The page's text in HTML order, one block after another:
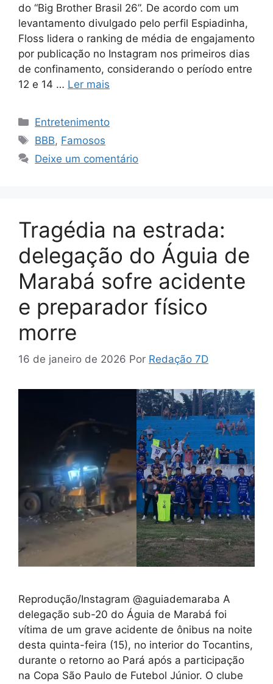
do “Big Brother Brasil 26”. De acordo com um
levantamento divulgado pelo perfil Espiadinha,
Floss lidera o ranking de média de engajamento
por publicação no Instagram nos primeiros dias
de confinamento, considerando o período entre
12 e 14 … Ler mais
Categorias
Entretenimento
Tags
BBB, Famosos
Deixe um comentário
Tragédia na estrada:
delegação do Águia de
Marabá sofre acidente
e preparador físico
morre
16 de janeiro de 2026 Por Redação 7D
Reprodução/Instagram @aguiademaraba A
delegação sub-20 do Águia de Marabá foi
vítima de um grave acidente de ônibus na noite
desta quinta-feira (15), no interior do Tocantins,
durante o retorno ao Pará após a participação
na Copa São Paulo de Futebol Júnior. O clube